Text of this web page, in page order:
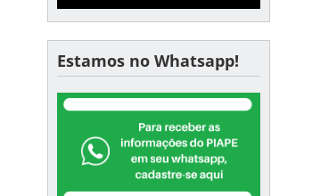
Estamos no Whatsapp!